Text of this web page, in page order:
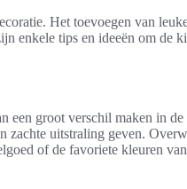
Het toevoegen van
enkele tips en ideeën om de
een groot verschil maken in
zachte uitstraling geven.
of de favoriete kleuren